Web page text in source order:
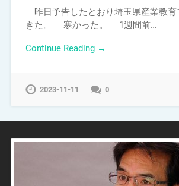
昨日予告したとおり埼玉県産業教育
きた。 寒かった。 1週間前…
Continue Reading →
2023-11-11 0